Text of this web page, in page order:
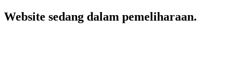
Website sedang dalam pemeliharaan.